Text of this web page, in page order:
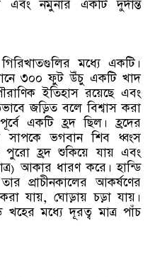
নমুনার একটি দুর্দান্ত
মধ্যে একটি।
৩০০ ফুট উঁচু একটি খাদ
ইতিহাস রয়েছে এবং
জড়িত বলে বিশ্বাস করা
একটি হ্রদ ছিল। হ্রদের
সাপকে ভগবান শিব ধ্বংস
পুরো হ্রদ শুকিয়ে যায় এবং
আকার ধারণ করে। হান্ডি
প্রাচীনকালের আকর্ষণের
যায়, ঘোড়ায় চড়া যায়।
খহের মধ্যে দূরত্ব মাত্র পাঁচ